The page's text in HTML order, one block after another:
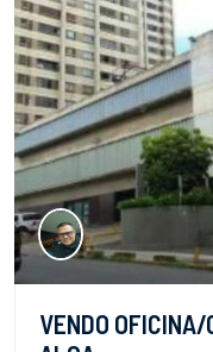
VENDO OFICINA/